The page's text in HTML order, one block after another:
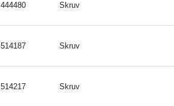
444480 Skruv
514187 Skruv
514217 Skruv